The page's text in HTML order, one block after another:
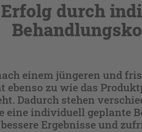
Erfolg durch
einem jüngeren und
ebenso zu wie das
Dadurch stehen
eine individuell geplante
Ergebnisse und